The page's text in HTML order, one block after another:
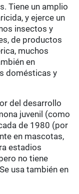
Tiene un amplio
y ejerce un
insectos y
de productos
muchos
en
domésticas y
del desarrollo
juvenil (como
de 1980 (por
en mascotas,
estadios
no tiene
usa también en